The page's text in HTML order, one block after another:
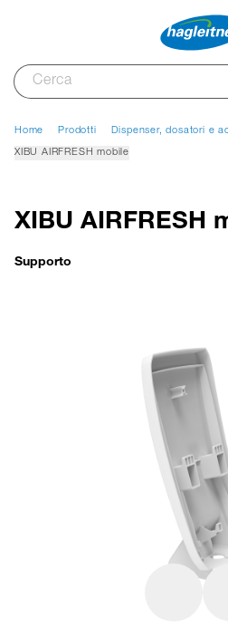
Home Prodotti Dispenser, dosatori e
XIBU AIRFRESH mobile
XIBU AIRFRESH
Supporto